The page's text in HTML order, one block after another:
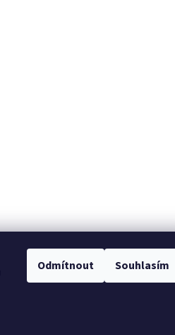
Odmítnout Souhlasím